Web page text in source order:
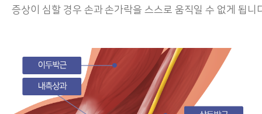
증상이 심할 경우 손과 손가락을 스스로 움직일 수 없게 됩니